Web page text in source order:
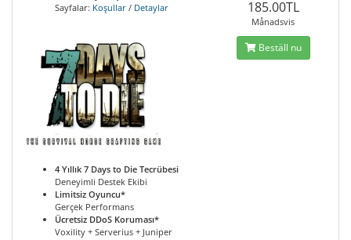
Sayfalar: Koşullar / Detaylar
4 Yıllık 7 Days to Die Tecrübesi
Deneyimli Destek Ekibi
Limitsiz Oyuncu*
Gerçek Performans
Ücretsiz DDoS Koruması*
Voxility + Serverius + Juniper
185.00TL
Månadsvis
Beställ nu